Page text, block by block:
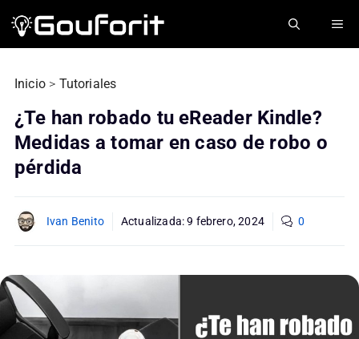
Inicio > Tutoriales
¿Te han robado tu eReader Kindle?
Medidas a tomar en caso de robo o
pérdida
Ivan Benito Actualizada:9 febrero, 2024 0